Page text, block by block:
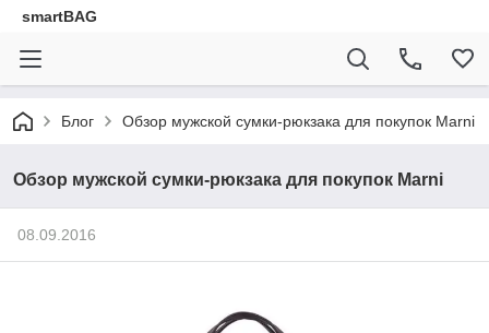
smartBAG
Блог Обзор мужской сумки-рюкзака для покупок Marni
Обзор мужской сумки-рюкзака для покупок Marni
08.09.2016